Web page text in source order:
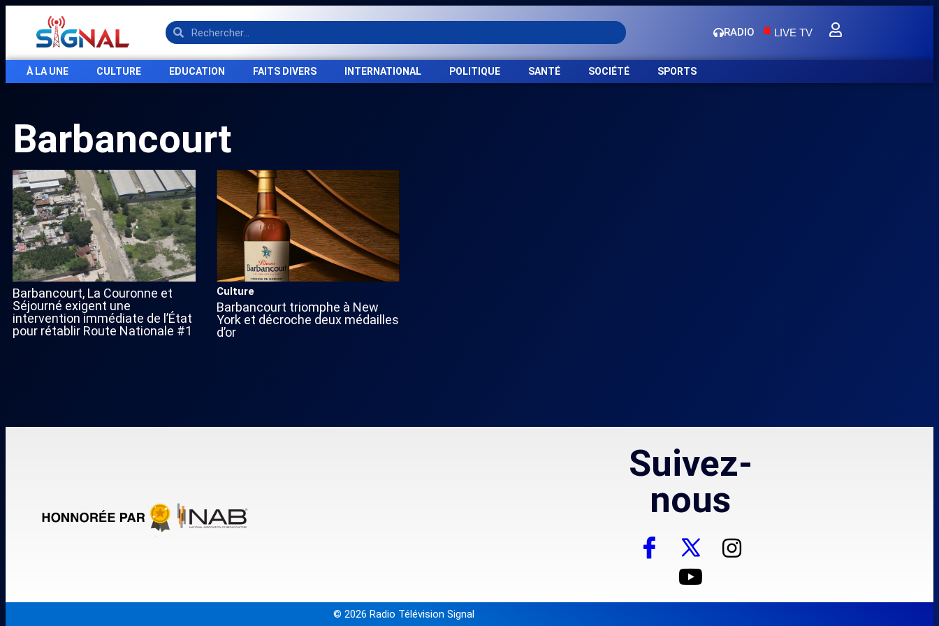
RADIO LIVE TV
À LA UNE CULTURE EDUCATION FAITS DIVERS INTERNATIONAL POLITIQUE SANTÉ SOCIÉTÉ SPORTS
Barbancourt
Barbancourt, La Couronne et
Séjourné exigent une
intervention immédiate de l’État
pour rétablir Route Nationale #1
Culture
Barbancourt triomphe à New
York et décroche deux médailles
d’or
Suivez-
nous
© 2026 Radio Télévision Signal